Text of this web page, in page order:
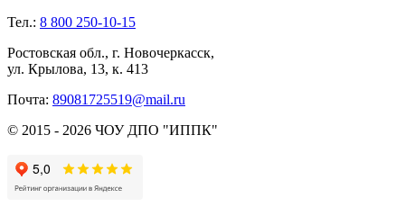
Тел.: 8 800 250-10-15
Ростовская обл., г. Новочеркасск,
ул. Крылова, 13, к. 413
Почта: 89081725519@mail.ru
© 2015 - 2026 ЧОУ ДПО "ИППК"